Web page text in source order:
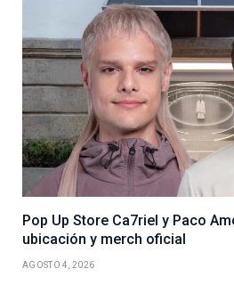
Pop Up Store Ca7riel y Paco
ubicación y merch oficial
AGOSTO 4, 2026